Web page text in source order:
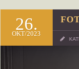
26.
OKT/2023